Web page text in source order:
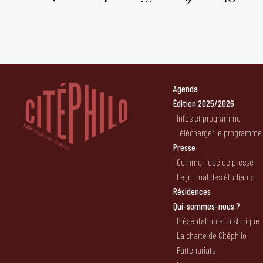
publications
Agenda
Édition 2025/2026
Infos et programme
Télécharger le programme
Presse
Communiqué de presse
Le journal des étudiants
Résidences
Qui-sommes-nous ?
Présentation et historique
La charte de Citéphilo
Partenariats